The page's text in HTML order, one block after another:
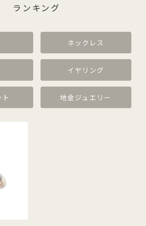
ランキング
ネックレス
イヤリング
地金ジュエリー